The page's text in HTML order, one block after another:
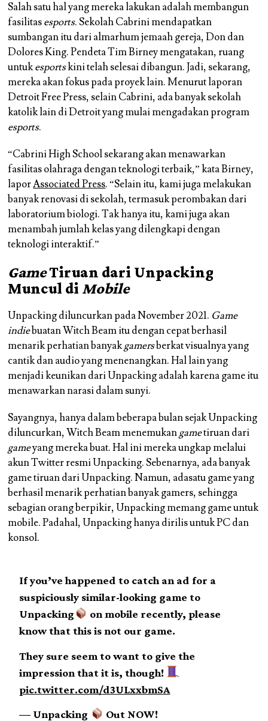
Salah satu hal yang mereka lakukan adalah membangun
fasilitasesports. Sekolah Cabrini mendapatkan
sumbangan itu dari almarhum jemaah gereja,Dondan
Dolores King. PendetaTim Birneymengatakan, ruang
untukesportskini telah selesai dibangun. Jadi, sekarang,
mereka akan fokus pada proyek lain. Menurut laporan
Detroit Free Press, selain Cabrini, ada banyak sekolah
katolik lain di Detroit yang mulai mengadakan program
esports.
“Cabrini High School sekarang akan menawarkan
fasilitas olahraga dengan teknologi terbaik,” kata Birney,
laporAssociated Press. “Selain itu, kami juga melakukan
banyak renovasi di sekolah, termasuk perombakan dari
laboratorium biologi. Tak hanya itu, kami juga akan
menambah jumlah kelas yang dilengkapi dengan
teknologi interaktif.”
GameTiruan dari Unpacking
Muncul di Mobile
Unpacking diluncurkan pada November 2021. Game
indiebuatan Witch Beam itu dengan cepat berhasil
menarik perhatian banyakgamersberkat visualnya yang
cantik dan audio yang menenangkan. Hal lain yang
menjadi keunikan dari Unpacking adalah karena game itu
menawarkan narasi dalam sunyi.
Sayangnya, hanya dalam beberapa bulan sejak Unpacking
diluncurkan, Witch Beam menemukangametiruan dari
gameyang mereka buat. Hal ini mereka ungkap melalui
akun Twitter resmi Unpacking. Sebenarnya, ada banyak
game tiruan dari Unpacking. Namun, adasatu game yang
berhasil menarik perhatian banyak gamers, sehingga
sebagian orang berpikir, Unpacking memang game untuk
mobile. Padahal, Unpacking hanya dirilis untuk PC dan
konsol.
If you’ve happened to catch an ad for a
suspiciously similar-looking game to
Unpacking
on mobile recently, please
know that this is not our game.
They sure seem to want to give the
impression that it is, though!
pic.twitter.com/d3ULxxbmSA
— Unpacking
Out NOW!